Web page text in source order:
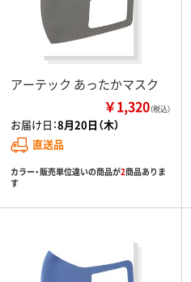
アーテック あったかマスク
￥1,320（税込）
お届け日：8月20日（木）
直送品
カラー・販売単位違いの商品が2商品ありま
す